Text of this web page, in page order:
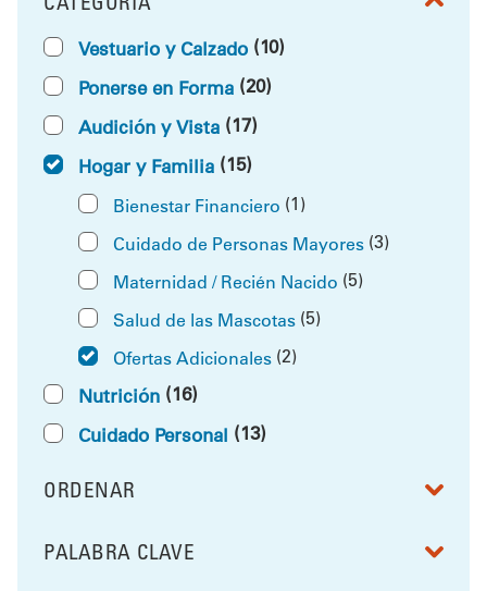
FILTRAR POR
Vestuario y Calzado (10)
Ponerse en Forma (20)
Audición y Vista (17)
Hogar y Familia (15)
Bienestar Financiero (1)
Cuidado de Personas Mayores (3)
Maternidad / Recién Nacido (5)
Salud de las Mascotas (5)
Ofertas Adicionales (2)
Nutrición (16)
Cuidado Personal (13)
ORDENAR
RESULTS BY
FILTRAR POR
PALABRA CLAVE